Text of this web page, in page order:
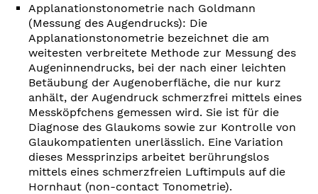
Applanationstonometrie nach Goldmann
(Messung des Augendrucks): Die
Applanationstonometrie bezeichnet die am
weitesten verbreitete Methode zur Messung des
Augeninnendrucks, bei der nach einer leichten
Betäubung der Augenoberfläche, die nur kurz
anhält, der Augendruck schmerzfrei mittels eines
Messköpfchens gemessen wird. Sie ist für die
Diagnose des Glaukoms sowie zur Kontrolle von
Glaukompatienten unerlässlich. Eine Variation
dieses Messprinzips arbeitet berührungslos
mittels eines schmerzfreien Luftimpuls auf die
Hornhaut (non-contact Tonometrie).